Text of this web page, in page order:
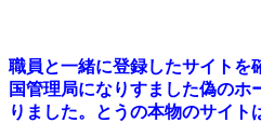
職員と一緒に登録したサイトを
国管理局になりすました偽の
りました。とうの本物のサイト